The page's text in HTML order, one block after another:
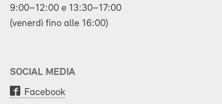
9:00–12:00 e 13:30–17:00
(venerdì fino alle 16:00)
SOCIAL MEDIA
Facebook